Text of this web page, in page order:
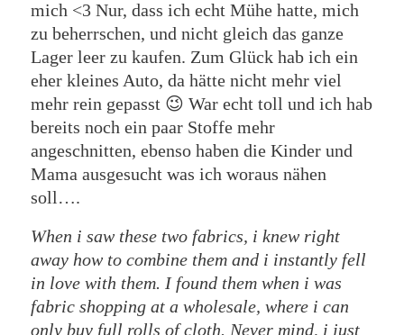
mich <3 Nur, dass ich echt Mühe hatte, mich
zu beherrschen, und nicht gleich das ganze
Lager leer zu kaufen. Zum Glück hab ich ein
eher kleines Auto, da hätte nicht mehr viel
mehr rein gepasst 😉 War echt toll und ich hab
bereits noch ein paar Stoffe mehr
angeschnitten, ebenso haben die Kinder und
Mama ausgesucht was ich woraus nähen
soll….
When i saw these two fabrics, i knew right
away how to combine them and i instantly fell
in love with them. I found them when i was
fabric shopping at a wholesale, where i can
only buy full rolls of cloth. Never mind, i just